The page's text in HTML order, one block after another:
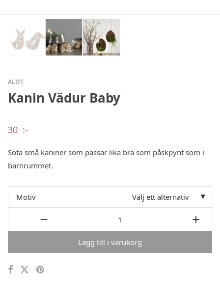
ALOT
Kanin Vädur Baby
30 :-
Söta små kaniner som passar lika bra som påskpynt som i
barnrummet.
Motiv Välj ett alternativ
Lägg till i varukorg